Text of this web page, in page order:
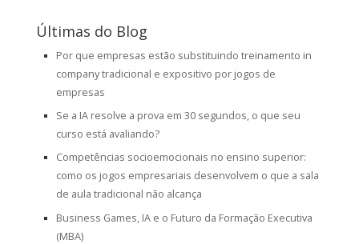
Últimas do Blog
Por que empresas estão substituindo treinamento in
company tradicional e expositivo por jogos de
empresas
Se a IA resolve a prova em 30 segundos, o que seu
curso está avaliando?
Competências socioemocionais no ensino superior:
como os jogos empresariais desenvolvem o que a sala
de aula tradicional não alcança
Business Games, IA e o Futuro da Formação Executiva
(MBA)